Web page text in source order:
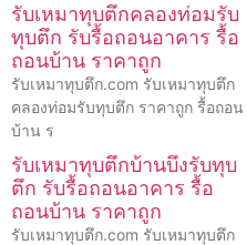
รับเหมาทุบตึกคลองท่อมรับ
ทุบตึก รับรื้อถอนอาคาร รื้อ
ถอนบ้าน ราคาถูก
รับเหมาทุบตึก.com รับเหมาทุบตึก
คลองท่อมรับทุบตึก ราคาถูก รื้อถอน
บ้าน ร
รับเหมาทุบตึกบ้านบึงรับทุบ
ตึก รับรื้อถอนอาคาร รื้อ
ถอนบ้าน ราคาถูก
รับเหมาทุบตึก.com รับเหมาทุบตึก